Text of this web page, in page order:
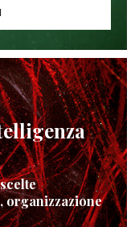
organizzazione